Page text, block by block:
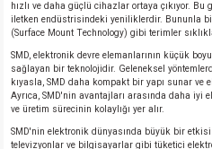
hızlı ve daha güçlü cihazlar ortaya çıkıyor.
iletken endüstrisindeki yeniliklerdir. Bununla
(Surface Mount Technology) gibi terimler
SMD, elektronik devre elemanlarının küçük
sağlayan bir teknolojidir. Geleneksel
kıyasla, SMD daha kompakt bir yapı sunar ve
Ayrıca, SMD'nin avantajları arasında daha
ve üretim sürecinin kolaylığı yer alır.
SMD'nin elektronik dünyasında büyük bir etkisi
televizyonlar ve bilgisayarlar gibi tüketici